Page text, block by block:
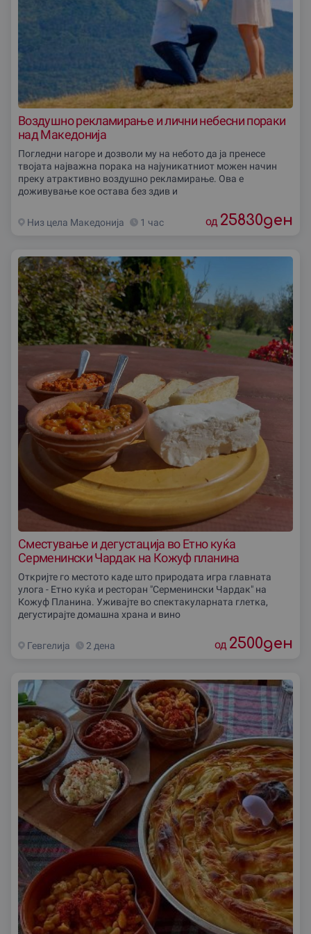
Воздушно рекламирање и лични небесни пораки
над Македонија
Погледни нагоре и дозволи му на небото да ја пренесе
твојата најважна порака на најуникатниот можен начин
преку атрактивно воздушно рекламирање. Ова е
доживување кое остава без здив и
Низ цела Македониjа 1 час од 25830ден
Сместување и дегустација во Етно куќа
Серменински Чардак на Кожуф планина
Откријте го местото каде што природата игра главната
улога - Етно куќа и ресторан "Серменински Чардак" на
Кожуф Планина. Уживајте во спектакуларната глетка,
дегустирајте домашна храна и вино
Гевгелиjа 2 дена од 2500ден